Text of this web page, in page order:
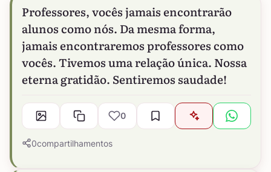
Professores, vocês jamais encontrarão
alunos como nós. Da mesma forma,
jamais encontraremos professores como
vocês. Tivemos uma relação única. Nossa
eterna gratidão. Sentiremos saudade!
0
0compartilhamentos